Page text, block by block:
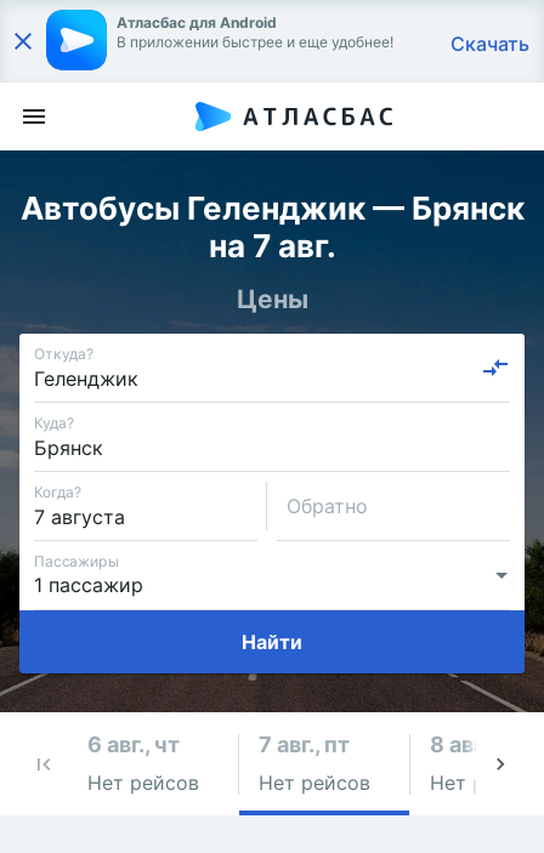
Атласбас для Android
В приложении быстрее и еще удобнее!
Скачать
Автобусы Геленджик — Брянск
на 7 авг.
Цены
Откуда?
Куда?
Когда?
Обратно
Пассажиры
Найти
6 авг., чт
Нет рейсов
7 авг., пт
Нет рейсов
8 авг., сб
Нет рейсов